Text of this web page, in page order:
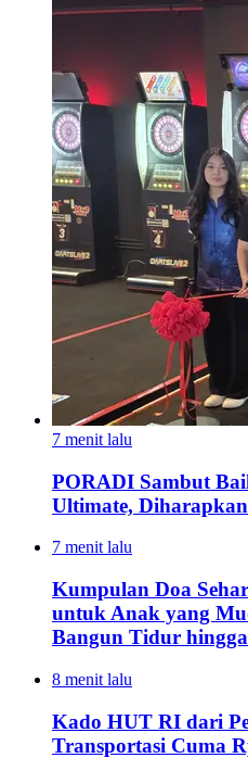
7 menit lalu
PORADI Sambut
Ultimate,
7 menit lalu
Kumpulan Doa
untuk Anak yang
Bangun Tidur
8 menit lalu
Kado HUT RI dari
Transportasi Cuma